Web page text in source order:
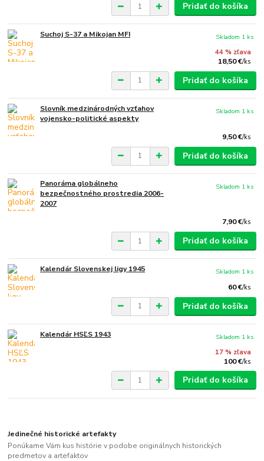
Pridať do košíka
Suchoj S-37 a Mikojan MFI
44 % zľava
18,50 €/ks
Skladom 1 ks
Pridať do košíka
Slovník medzinárodných vzťahov
vojensko-politické aspekty
9,50 €/ks
Skladom 1 ks
Pridať do košíka
Panoráma globálneho
bezpečnostného prostredia 2006-
2007
7,90 €/ks
Skladom 1 ks
Pridať do košíka
Kalendár Slovenskej ligy 1945
60 €/ks
Skladom 1 ks
Pridať do košíka
Kalendár HSĽS 1943
17 % zľava
100 €/ks
Skladom 1 ks
Pridať do košíka
Jedinečné historické artefakty
Ponúkame Vám kus histórie v podobe originálnych historických
predmetov a artefaktov